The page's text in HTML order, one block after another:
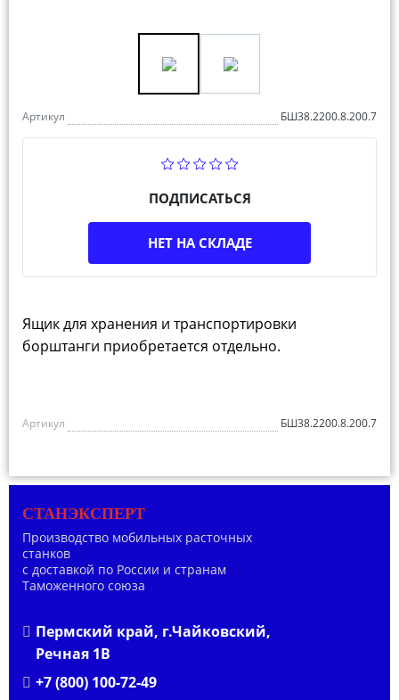
Артикул БШ38.2200.8.200.7
ПОДПИСАТЬСЯ
НЕТ НА СКЛАДЕ
Ящик для хранения и транспортировки
борштанги приобретается отдельно.
Артикул БШ38.2200.8.200.7
СТАНЭКСПЕРТ
Производство мобильных расточных
станков
с доставкой по России и странам
Таможенного союза
Пермский край, г.Чайковский,
Речная 1В
+7 (800) 100-72-49